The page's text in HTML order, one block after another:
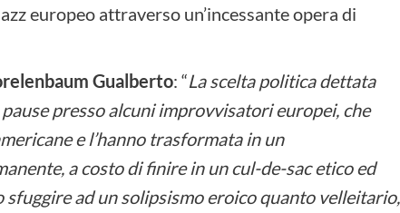
europeo attraverso un’incessante opera di
Gualberto: “La scelta politica dettata
presso alcuni improvvisatori europei, che
e l’hanno trasformata in un
a costo di finire in un cul-de-sac etico ed
ad un solipsismo eroico quanto velleitario,